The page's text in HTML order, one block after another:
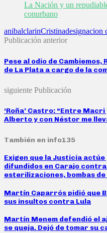
La Nación y un
conurbano
anibalclarinCristinadesignacion
Publicación anterior
Pese al odio de
de La Plata a cargo de la
siguiente Publicación
‘Roña’ Castro: “Entre
Alberto y con Néstor me
También en info135
Exigen que la Justicia
difundidos en Carajo
esterilizaciones, bombas de
Martín Caparrós pidió que
sus insultos contra Lula
Martín Menem defendió el
se queja. Dejó de tomar su